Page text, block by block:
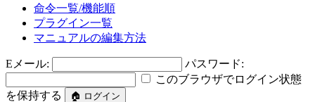
命令一覧/機能順
プラグイン一覧
マニュアルの編集方法
Eメール:
パスワード:
このブラウザでログイン状態
を保持する